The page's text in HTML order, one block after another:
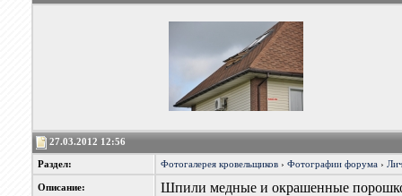
27.03.2012 12:56
Раздел: Фотогалерея кровельщиков› Фотографии форума›
Описание: Шпили медные и окрашенные